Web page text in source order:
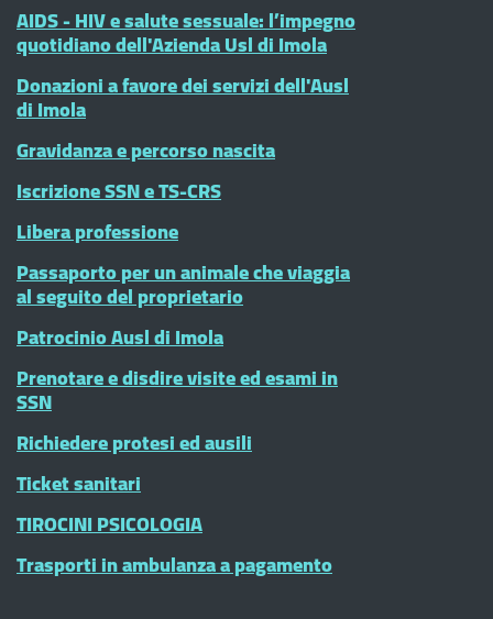
AIDS - HIV e salute sessuale: l’impegno
quotidiano dell'Azienda Usl di Imola
Donazioni a favore dei servizi dell'Ausl
di Imola
Gravidanza e percorso nascita
Iscrizione SSN e TS-CRS
Libera professione
Passaporto per un animale che viaggia
al seguito del proprietario
Patrocinio Ausl di Imola
Prenotare e disdire visite ed esami in
SSN
Richiedere protesi ed ausili
Ticket sanitari
TIROCINI PSICOLOGIA
Trasporti in ambulanza a pagamento